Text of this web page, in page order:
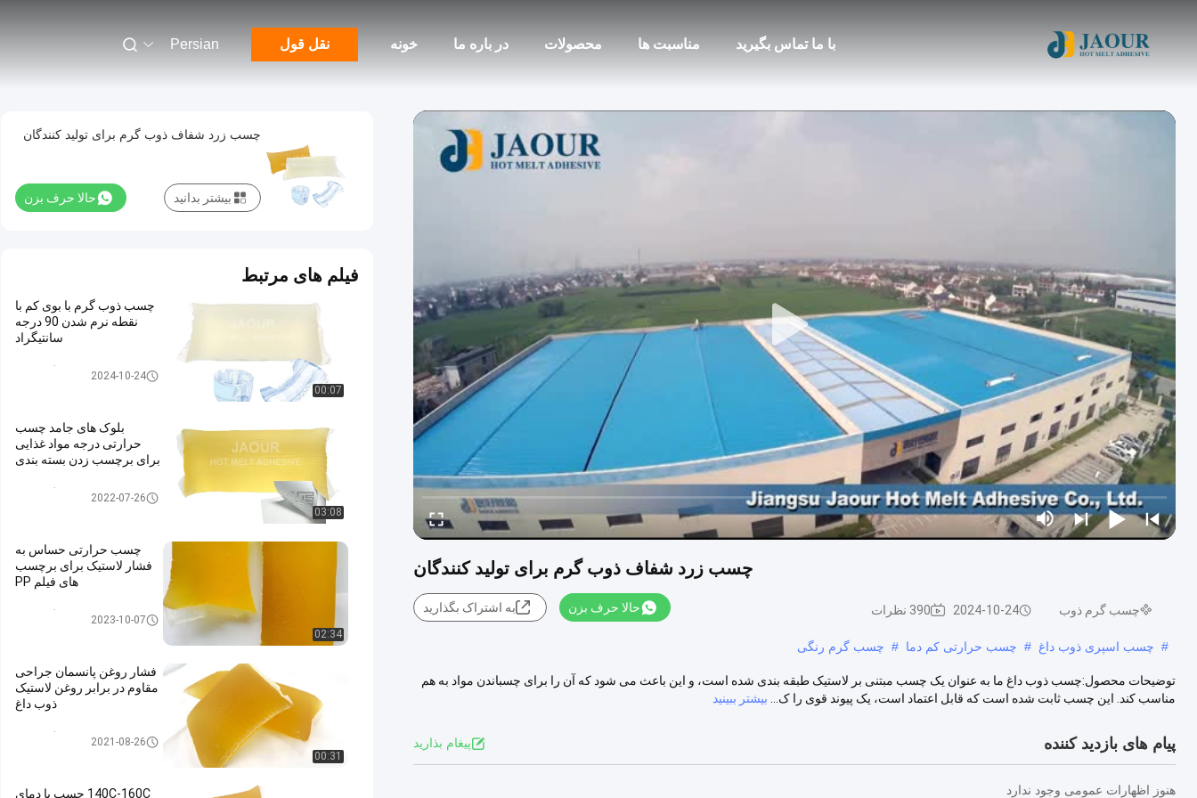
خونه در باره ما محصولات مناسبت ها با ما تماس بگیرید نقل قول Persian
چسب زرد شفاف ذوب گرم برای تولید کنندگان
چسب گرم ذوب 2024-10-24 390 نظرات حالا حرف بزن به اشتراک بگذارید
# چسب اسپری ذوب داغ # چسب حرارتی کم دما # چسب گرم رنگی
توضیحات محصول:چسب ذوب داغ ما به عنوان یک چسب مبتنی بر لاستیک طبقه بندی شده است، و این باعث می شود که آن را برای چسباندن مواد به هم
مناسب کند. این چسب ثابت شده است که قابل اعتماد است، یک پیوند قوی را ک...
بیشتر ببینید
پیام های بازدید کننده پيغام بذاريد
هنوز اظهارات عمومی وجود ندارد
چسب زرد شفاف ذوب گرم برای تولید کنندگان
حالا حرف بزن بیشتر بدانید
فیلم های مرتبط
00:07
چسب ذوب گرم با بوی کم با
نقطه نرم شدن 90 درجه
سانتیگراد
2024-10-24
03:08
بلوک های جامد چسب
حرارتی درجه مواد غذایی
برای برچسب زدن بسته بندی
2022-07-26
02:34
چسب حرارتی حساس به
فشار لاستیک برای برچسب
های فیلم PP
2023-10-07
00:31
فشار روغن پانسمان جراحی
مقاوم در برابر روغن لاستیک
ذوب داغ
2021-08-26
140C-160C چسب با دمای